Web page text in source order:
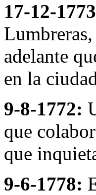
17-12-
adelante
en la
9-8-1772:
que
que
9-6-1778: